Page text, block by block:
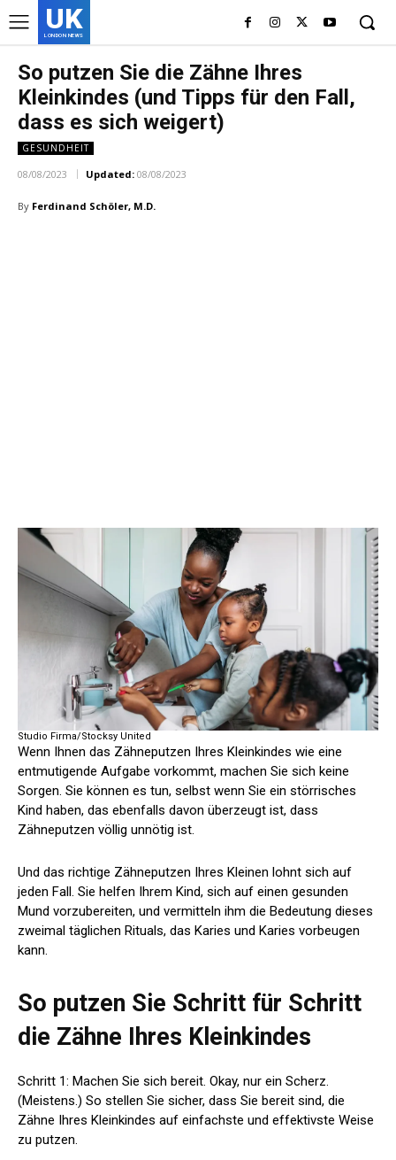
UK
LONDON NEWS
So putzen Sie die Zähne Ihres
Kleinkindes (und Tipps für den Fall,
dass es sich weigert)
GESUNDHEIT
08/08/2023 Updated: 08/08/2023
By Ferdinand Schöler, M.D.
Studio Firma/Stocksy United
Wenn Ihnen das Zähneputzen Ihres Kleinkindes wie eine
entmutigende Aufgabe vorkommt, machen Sie sich keine
Sorgen. Sie können es tun, selbst wenn Sie ein störrisches
Kind haben, das ebenfalls davon überzeugt ist, dass
Zähneputzen völlig unnötig ist.
Und das richtige Zähneputzen Ihres Kleinen lohnt sich auf
jeden Fall. Sie helfen Ihrem Kind, sich auf einen gesunden
Mund vorzubereiten, und vermitteln ihm die Bedeutung dieses
zweimal täglichen Rituals, das Karies und Karies vorbeugen
kann.
So putzen Sie Schritt für Schritt
die Zähne Ihres Kleinkindes
Schritt 1: Machen Sie sich bereit. Okay, nur ein Scherz.
(Meistens.) So stellen Sie sicher, dass Sie bereit sind, die
Zähne Ihres Kleinkindes auf einfachste und effektivste Weise
zu putzen.